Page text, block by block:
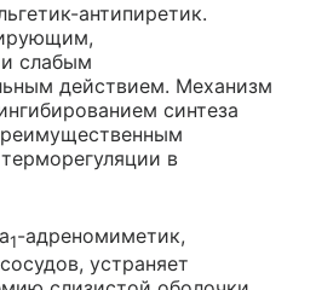
антипиретик.
слабым
действием. Механизм
синтеза
в
1-адреномиметик,
устраняет